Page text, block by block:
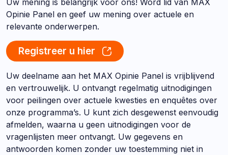
Uw mening is belangrijk voor ons! Word lid van MAX
Opinie Panel en geef uw mening over actuele en
relevante onderwerpen.
Registreer u hier
Uw deelname aan het MAX Opinie Panel is vrijblijvend
en vertrouwelijk. U ontvangt regelmatig uitnodigingen
voor peilingen over actuele kwesties en enquêtes over
onze programma’s. U kunt zich desgewenst eenvoudig
afmelden, waarna u geen uitnodigingen voor de
vragenlijsten meer ontvangt. Uw gegevens en
antwoorden komen zonder uw toestemming niet in